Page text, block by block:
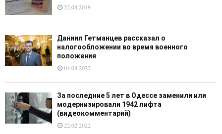
22.08.2019
Даниил Гетманцев рассказал о
налогообложении во время военного
положения
04.03.2022
За последние 5 лет в Одессе заменили или
модернизировали 1942 лифта
(видеокомментарий)
22.02.2022